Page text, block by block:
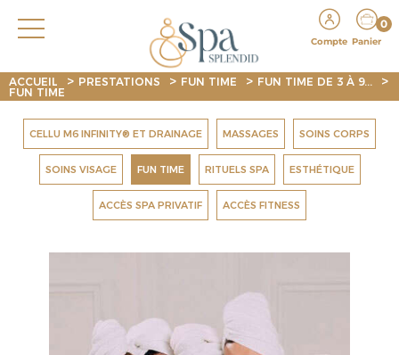
Compte
0
Panier
ACCUEIL > PRESTATIONS > FUN TIME > FUN TIME DE 3 À 9... >
FUN TIME
CELLU M6 INFINITY® ET DRAINAGE MASSAGES SOINS CORPS
SOINS VISAGE FUN TIME RITUELS SPA ESTHÉTIQUE
ACCÈS SPA PRIVATIF ACCÈS FITNESS